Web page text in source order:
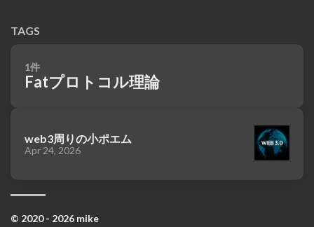
TAGS
1件
Fatプロトコル理論
web3周りの小ポエム
Apr 24, 2026
© 2020 - 2026 mike